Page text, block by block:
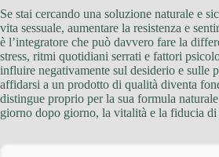
Se stai cercando una soluzione naturale e
vita sessuale, aumentare la resistenza e
è l’integratore che può davvero fare la
stress, ritmi quotidiani serrati e fattori
influire negativamente sul desiderio e sulle
affidarsi a un prodotto di qualità diventa
distingue proprio per la sua formula naturale
giorno dopo giorno, la vitalità e la fiducia